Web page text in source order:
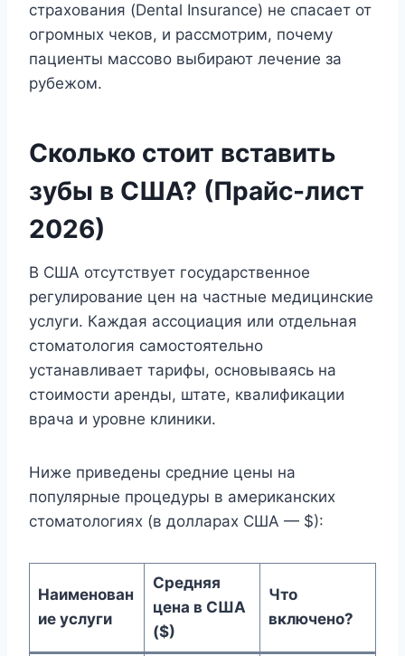
страхования (Dental Insurance) не спасает от
огромных чеков, и рассмотрим, почему
пациенты массово выбирают лечение за
рубежом.
Сколько стоит вставить
зубы в США? (Прайс-лист
2026)
В США отсутствует государственное
регулирование цен на частные медицинские
услуги. Каждая ассоциация или отдельная
стоматология самостоятельно
устанавливает тарифы, основываясь на
стоимости аренды, штате, квалификации
врача и уровне клиники.
Ниже приведены средние цены на
популярные процедуры в американских
стоматологиях (в долларах США — $):
Наименован
ие услуги
Средняя
цена в США
($)
Что
включено?